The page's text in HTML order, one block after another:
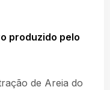
produzido pelo
de Areia do